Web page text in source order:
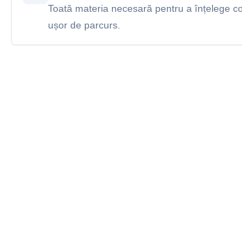
Toată materia necesară pentru a înțelege
ușor de parcurs.